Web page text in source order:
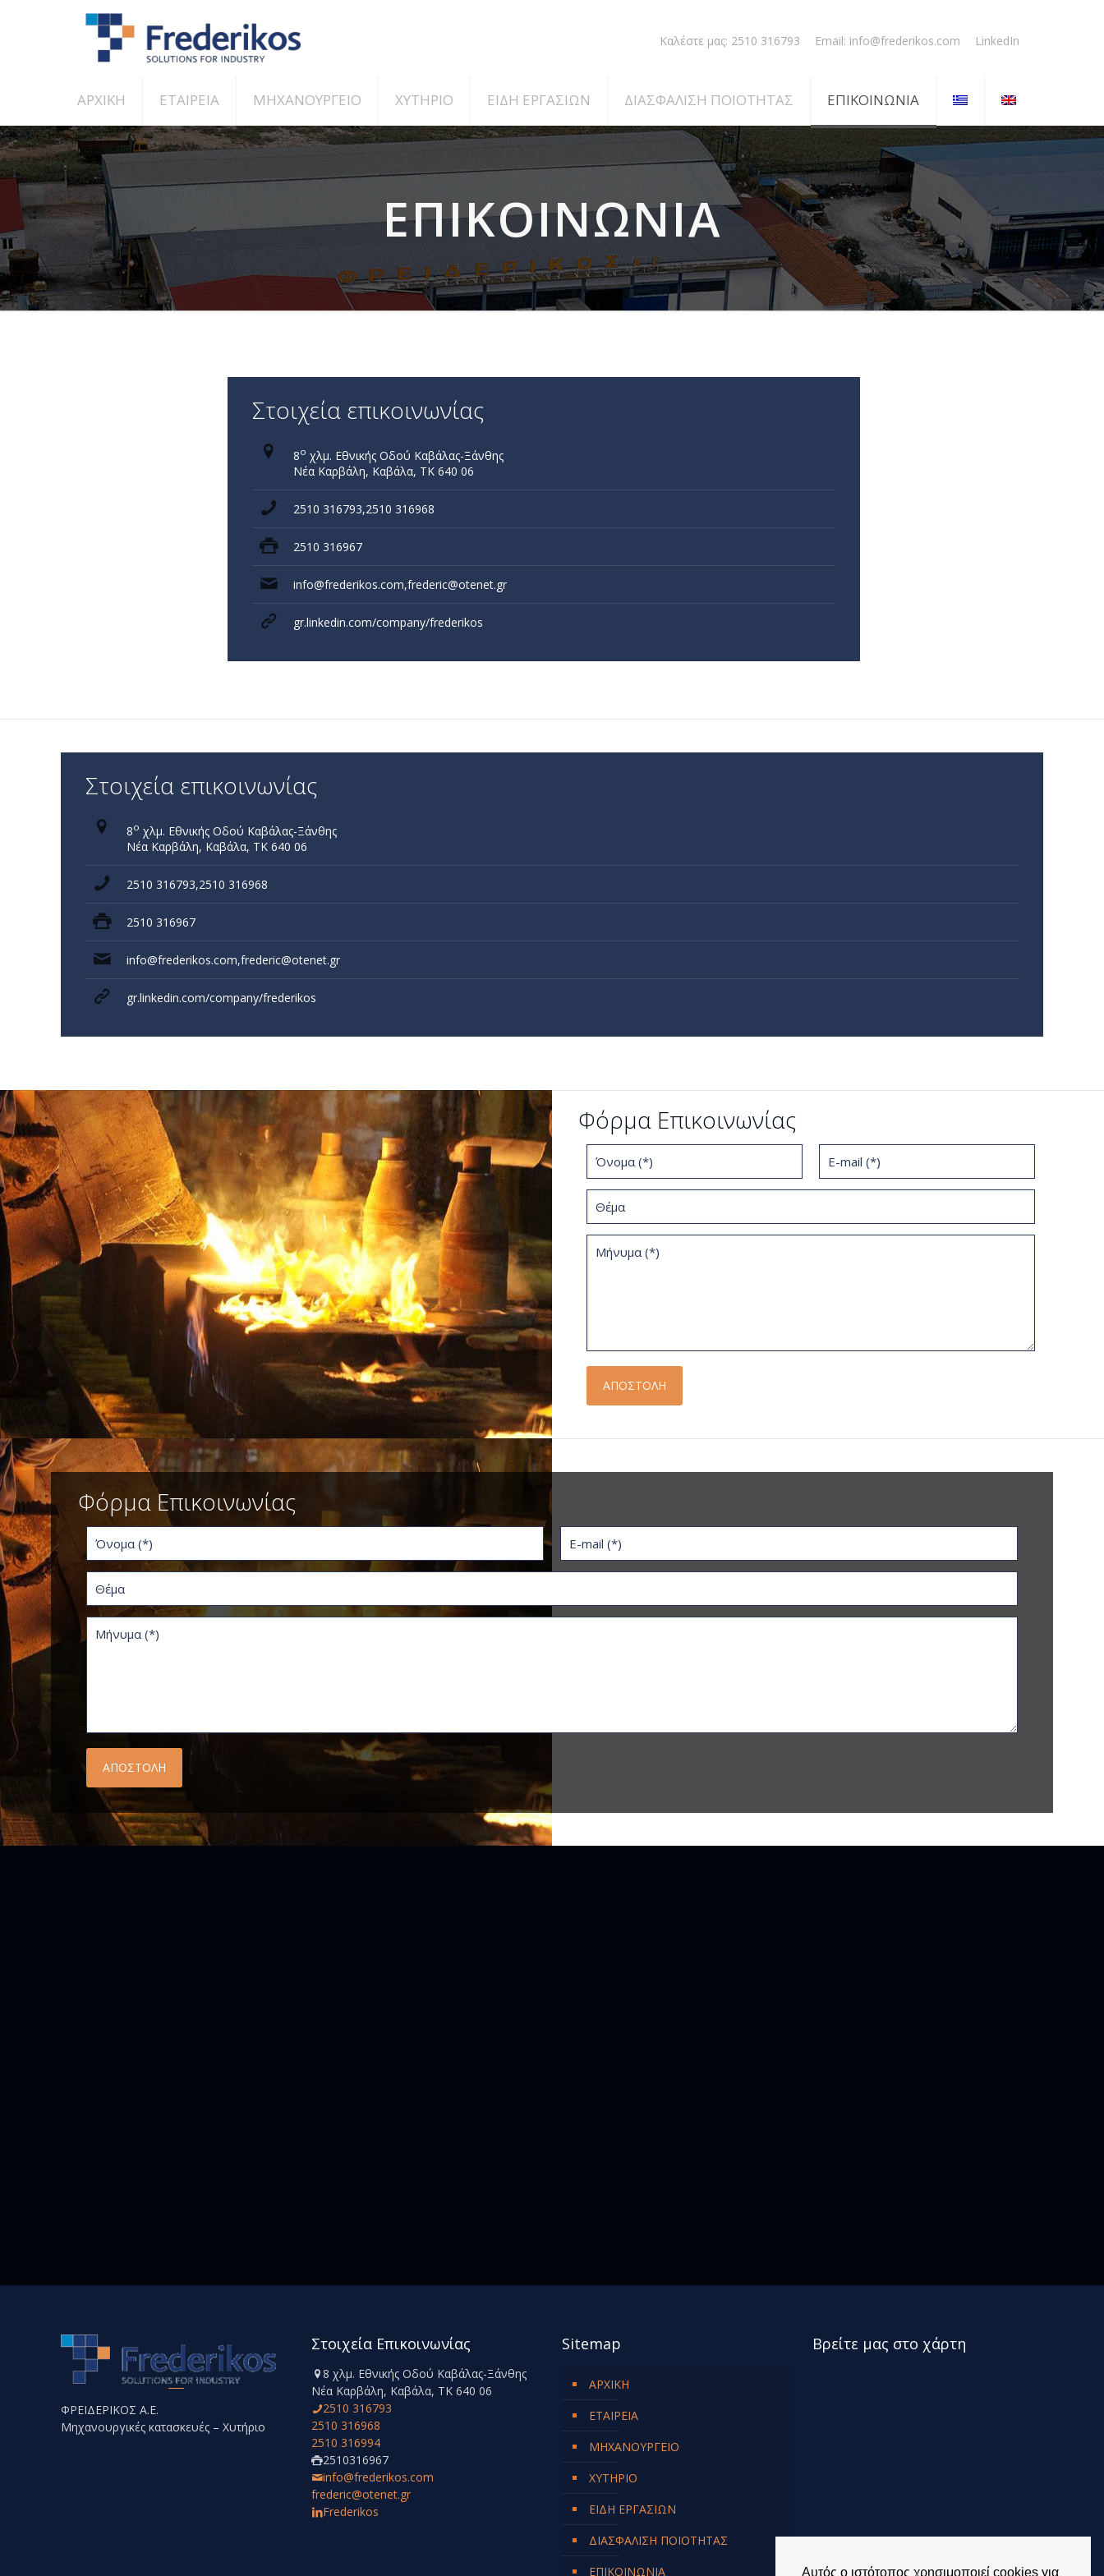
Αυτός ο ιστότοπος χρησιμοποιεί cookies για
ΑΡΧΙΚΗ ΕΤΑΙΡΕΙΑ ΜΗΧΑΝΟΥΡΓΕΙΟ ΧΥΤΗΡΙΟ ΕΙΔΗ ΕΡΓΑΣΙΩΝ ΔΙΑΣΦΑΛΙΣΗ ΠΟΙΟΤΗΤΑΣ ΕΠΙΚΟΙΝΩΝΙΑ
Καλέστε μας: 2510 316793 Email: info@frederikos.com LinkedIn
ΕΠΙΚΟΙΝΩΝΙΑ
Στοιχεία επικοινωνίας
8ο χλμ. Εθνικής Οδού Καβάλας-Ξάνθης
Νέα Καρβάλη, Καβάλα, ΤΚ 640 06
2510 316793,2510 316968
2510 316967
info@frederikos.com,frederic@otenet.gr
gr.linkedin.com/company/frederikos
Στοιχεία επικοινωνίας
8ο χλμ. Εθνικής Οδού Καβάλας-Ξάνθης
Νέα Καρβάλη, Καβάλα, ΤΚ 640 06
2510 316793,2510 316968
2510 316967
info@frederikos.com,frederic@otenet.gr
gr.linkedin.com/company/frederikos
Φόρμα Επικοινωνίας
Φόρμα Επικοινωνίας
ΦΡΕΙΔΕΡΙΚΟΣ Α.Ε.
Μηχανουργικές κατασκευές – Χυτήριο
Στοιχεία Επικοινωνίας
8 χλμ. Εθνικής Οδού Καβάλας-Ξάνθης
Νέα Καρβάλη, Καβάλα, ΤΚ 640 06
2510 316793
2510 316968
2510 316994
2510316967
info@frederikos.com
frederic@otenet.gr
Frederikos
Sitemap
ΑΡΧΙΚΗ
ΕΤΑΙΡΕΙΑ
ΜΗΧΑΝΟΥΡΓΕΙΟ
ΧΥΤΗΡΙΟ
ΕΙΔΗ ΕΡΓΑΣΙΩΝ
ΔΙΑΣΦΑΛΙΣΗ ΠΟΙΟΤΗΤΑΣ
ΕΠΙΚΟΙΝΩΝΙΑ
Βρείτε μας στο χάρτη